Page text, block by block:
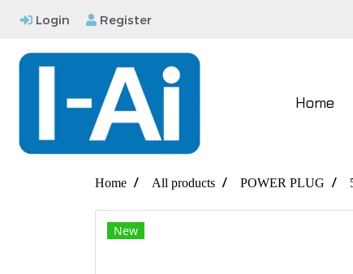
Login Register
Home
Home All products POWER PLUG
New